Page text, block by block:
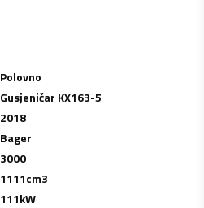
Polovno
Gusjeničar KX163-5
2018
Bager
3000
1111cm3
111kW